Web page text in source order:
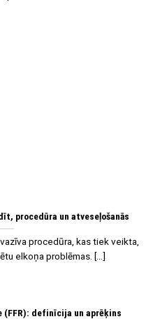
procedūra un atveseļošanās
procedūra, kas tiek veikta,
elkoņa problēmas. [...]
(FFR): definīcija un aprēķins